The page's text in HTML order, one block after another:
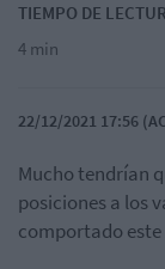
TIEMPO DE
4 min
22/12/2021 17:56
Mucho tendrían
posiciones a los
comportado este